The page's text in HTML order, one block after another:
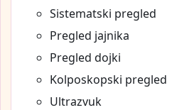
Sistematski pregled
Pregled jajnika
Pregled dojki
Kolposkopski pregled
Ultrazvuk